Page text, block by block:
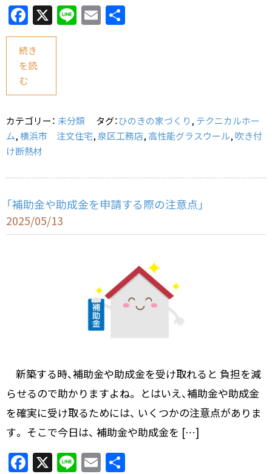
F
a
c
e
b
o
o
k
X Li
n
E
m
続き
を読
む
カテゴリー： 未分類 タグ：ひのきの家づくり, テクニカルホー
ム,横浜市 注文住宅,泉区工務店, 高性能グラスウール,吹き付
け断熱材
「補助金や助成金を申請する際の注意点」
2025/05/13
新築する時、補助金や助成金を受け取れると 負担を減
らせるので助かりますよね。 とはいえ、補助金や助成金
を確実に受け取るためには、 いくつかの注意点がありま
す。 そこで今日は、 補助金や助成金を […]
F X Li E